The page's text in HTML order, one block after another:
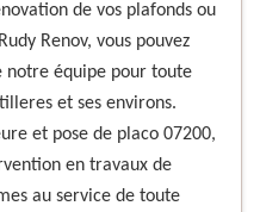
de vos plafonds ou
Renov, vous pouvez
notre équipe pour toute
et ses environs.
et pose de placo 07200,
en travaux de
au service de toute